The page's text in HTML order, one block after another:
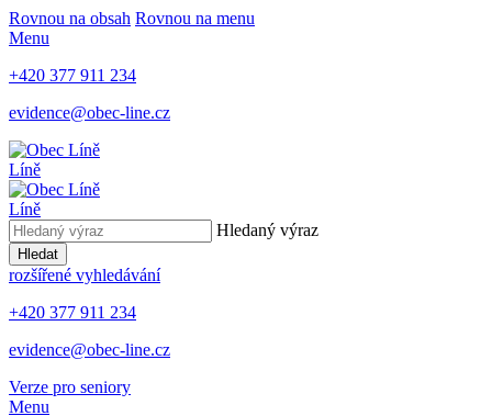
Rovnou na obsah Rovnou na menu
Menu
+420 377 911 234
evidence@obec-line.cz
Líně
Líně
Hledaný výraz
Hledat
rozšířené vyhledávání
+420 377 911 234
evidence@obec-line.cz
Verze pro seniory
Menu